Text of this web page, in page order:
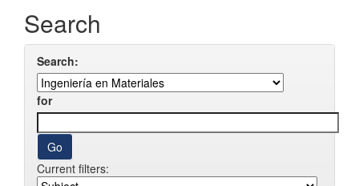
Search
Search:
for
Current filters: